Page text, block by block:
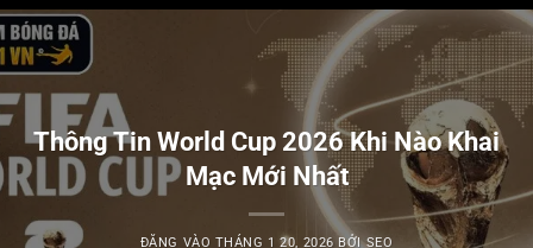
Thông Tin World Cup 2026 Khi Nào Khai
Mạc Mới Nhất
ĐĂNG VÀO THÁNG 1 20, 2026 BỞISEO